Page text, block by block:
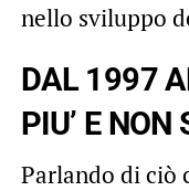
nello sviluppo
DAL 1997
PIU’ E NON
Parlando di ciò